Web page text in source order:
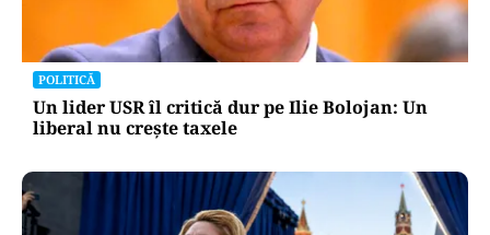
POLITICĂ
Un lider USR îl critică dur pe Ilie Bolojan: Un
liberal nu crește taxele